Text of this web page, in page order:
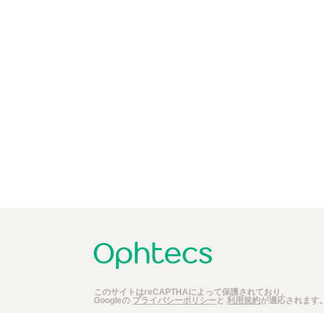
このサイトはreCAPTHAによって保護されており、
Googleの プライバシーポリシーと利用規約が適応されます。